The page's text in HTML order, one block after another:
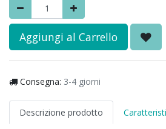
Aggiungi al Carrello
Consegna: 3-4 giorni
Descrizione prodotto